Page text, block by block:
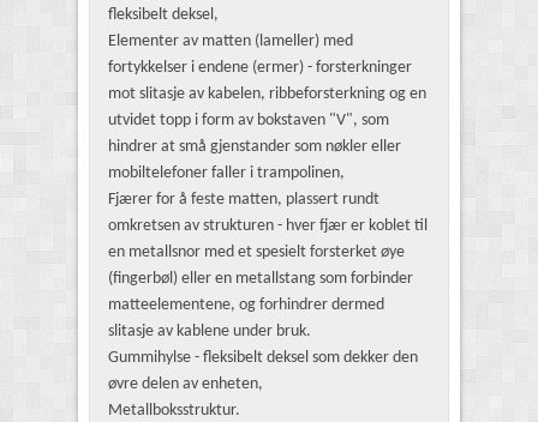
fleksibelt deksel,
Elementer av matten (lameller) med
fortykkelser i endene (ermer) - forsterkninger
mot slitasje av kabelen, ribbeforsterkning og en
utvidet topp i form av bokstaven "V", som
hindrer at små gjenstander som nøkler eller
mobiltelefoner faller i trampolinen,
Fjærer for å feste matten, plassert rundt
omkretsen av strukturen - hver fjær er koblet til
en metallsnor med et spesielt forsterket øye
(fingerbøl) eller en metallstang som forbinder
matteelementene, og forhindrer dermed
slitasje av kablene under bruk.
Gummihylse - fleksibelt deksel som dekker den
øvre delen av enheten,
Metallboksstruktur.